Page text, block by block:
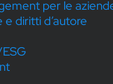
per le
diritti d’autore